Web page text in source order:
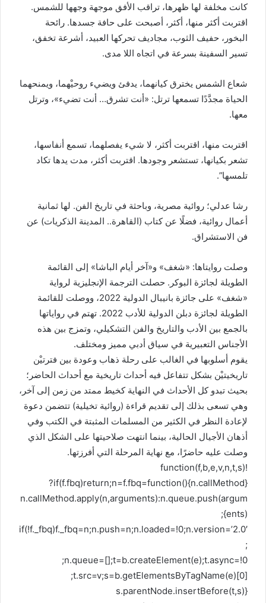
كانت مخلفة لها ظهرها، تراقب الأفق موجهة وجهها للشمس.
اقتربت أكثر منها، أكثر، أصبحت على حافة جسدها. رائحة
البخور، حفيف الثوب، مجاديف تحركها العبيد، أشرعة تخفق،
تسير السفينة بسرعة في اتجاه اللا مدى.
شعاع الشمس يخترق كيانهما، يدفئ ويضيء روحيْهما، ويمنحهما
الحياة مجدَّدًا تسمعها ترتل: «أنت تشرق… أنت تضيء»، وترتل
معها.
اقتربت منها، اقتربت أكثر، لا شيء يفصلهما، تسمع أنفاسها،
تشعر بكيانها، تستشعر وجودها. اقتربت أكثر، مدت يدها تكاد
تلمسها”.
رشا عدلي؛ روائية مصرية، وباحثة في تاريخ الفن. لها ثمانية
أعمال روائية، فضلًا عن كتاب (القاهرة.. المدينة الذكريات) عن
فن الاستشراق.
وصلت روايتاها: «شغف» و«آخر أيام الباشا» إلى القائمة
الطويلة لجائزة البوكر. حصلت الترجمة الإنجليزية لرواية
«شغف» على جائزة بانيبال الدولية 2022، ووصلت للقائمة
الطويلة لجائزة دبلن الدولية للأدب 2022. تهتم في رواياتها
بالجمع بين الأدب والتاريخ والفن التشكيلي، وتمزج بين هذه
الأجناس التعبيرية في سياق أدبي مميز ومختلف.
يقوم أسلوبها في الغالب على رحلة ذهاب وعودة بين فترتيْن
تاريخيتيْن بشكل تتفاعل فيه أحداث تاريخية مع أحداث الحاضر؛
بحيث تبدو كل الأحداث في النهاية كخيط ممتد من زمن إلى آخر،
وهي تسعى بذلك إلى تقديم قراءة (روائية تخيلية) تتضمن دعوة
لإعادة النظر في الكثير من المسلمات المثبتة في الكتب وفي
أذهان الأجيال الحالية، بينما انتهت صلاحيتها على الشكل الذي
وصلت عليه حاضرًا، مع نهاية المرحلة التي أفرزتها.
!function(f,b,e,v,n,t,s)
{if(f.fbq)return;n=f.fbq=function(){n.callMethod?
n.callMethod.apply(n,arguments):n.queue.push(argum
ents)};
if(!f._fbq)f._fbq=n;n.push=n;n.loaded=!0;n.version=’2.0′
;
n.queue=[];t=b.createElement(e);t.async=!0;
t.src=v;s=b.getElementsByTagName(e)[0];
s.parentNode.insertBefore(t,s)}